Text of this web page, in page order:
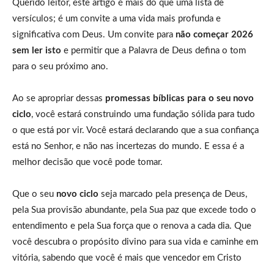
Querido leitor, este artigo é mais do que uma lista de
versículos; é um convite a uma vida mais profunda e
significativa com Deus. Um convite para não começar 2026
sem ler isto e permitir que a Palavra de Deus defina o tom
para o seu próximo ano.
Ao se apropriar dessas promessas bíblicas para o seu novo
ciclo, você estará construindo uma fundação sólida para tudo
o que está por vir. Você estará declarando que a sua confiança
está no Senhor, e não nas incertezas do mundo. E essa é a
melhor decisão que você pode tomar.
Que o seu novo ciclo seja marcado pela presença de Deus,
pela Sua provisão abundante, pela Sua paz que excede todo o
entendimento e pela Sua força que o renova a cada dia. Que
você descubra o propósito divino para sua vida e caminhe em
vitória, sabendo que você é mais que vencedor em Cristo